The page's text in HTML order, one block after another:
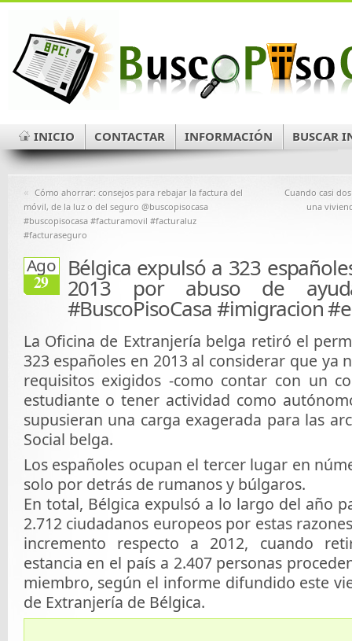
INICIO CONTACTAR INFORMACIÓN BUSCAR
« Cómo ahorrar: consejos para rebajar la factura del
móvil, de la luz o del seguro @buscopisocasa
#buscopisocasa #facturamovil #facturaluz
#facturaseguro
Cuando casi
una
Ago
29
Bélgica expulsó a 323
2013 por abuso de
#BuscoPisoCasa #imigracion
La Oficina de Extranjería belga retiró el
323 españoles en 2013 al considerar que ya
requisitos exigidos -como contar con un
estudiante o tener actividad como
supusieran una carga exagerada para las
Social belga.
Los españoles ocupan el tercer lugar en
solo por detrás de rumanos y búlgaros.
En total, Bélgica expulsó a lo largo del año
2.712 ciudadanos europeos por estas
incremento respecto a 2012, cuando
estancia en el país a 2.407 personas
miembro, según el informe difundido este
de Extranjería de Bélgica.